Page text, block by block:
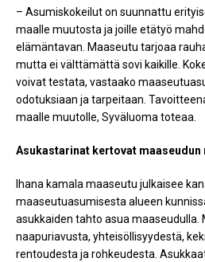
– Asumiskokeilut on suunnattu
maalle muutosta ja joille etätyö
elämäntavan. Maaseutu tarjoaa
mutta ei välttämättä sovi kaikille.
voivat testata, vastaako
odotuksiaan ja tarpeitaan.
maalle muutolle, Syväluoma toteaa.
Asukastarinat kertovat
Ihana kamala maaseutu julkaisee
maaseutuasumisesta alueen
asukkaiden tahto asua maaseudulla.
naapuriavusta, yhteisöllisyydestä,
rentoudesta ja rohkeudesta.